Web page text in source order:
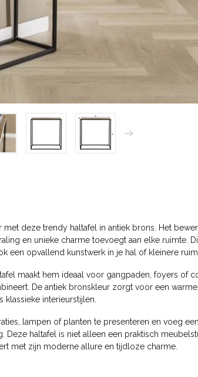
met deze trendy haltafel in antiek brons. Het
en unieke charme toevoegt aan elke ruimte.
een opvallend kunstwerk in je hal of kleinere
maakt hem ideaal voor gangpaden, foyers of
De antiek bronskleur zorgt voor een
interieurstijlen.
lampen of planten te presenteren en voeg
Deze haltafel is niet alleen een praktisch
met zijn moderne allure en tijdloze charme.